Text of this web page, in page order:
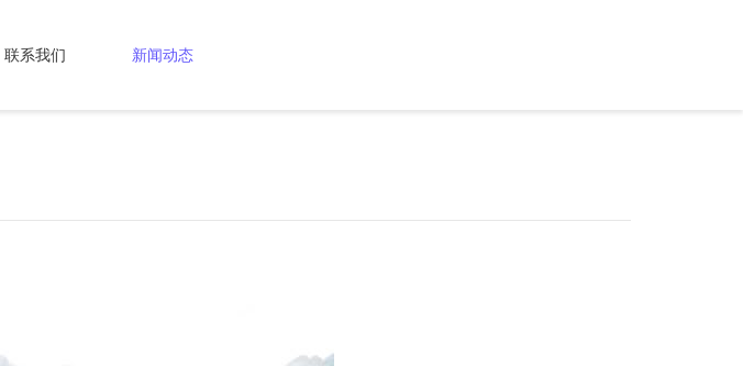
联系我们 新闻动态